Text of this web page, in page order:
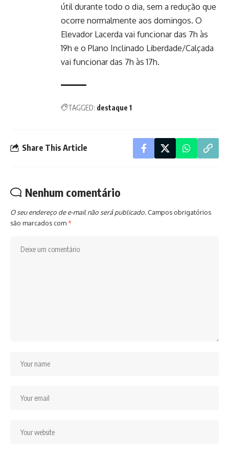
útil durante todo o dia, sem a redução que
ocorre normalmente aos domingos. O
Elevador Lacerda vai funcionar das 7h às
19h e o Plano Inclinado Liberdade/Calçada
vai funcionar das 7h às 17h.
TAGGED: destaque 1
Share This Article
Nenhum comentário
O seu endereço de e-mail não será publicado. Campos obrigatórios
são marcados com*